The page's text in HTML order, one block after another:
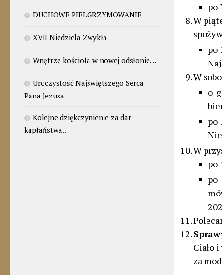
po
W
po
W
o
po
W
po
po
Ciało
za
DUCHOWE PIELGRZYMOWANIE
XVII Niedziela Zwykła
Wnętrze kościoła w nowej odsłonie…
Uroczystość Najświętszego Serca
Pana Jezusa
Kolejne dziękczynienie za dar
kapłaństwa..